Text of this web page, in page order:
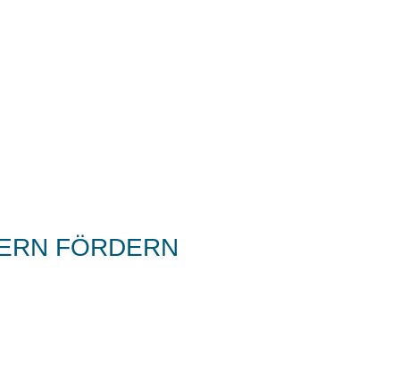
FÖRDERN